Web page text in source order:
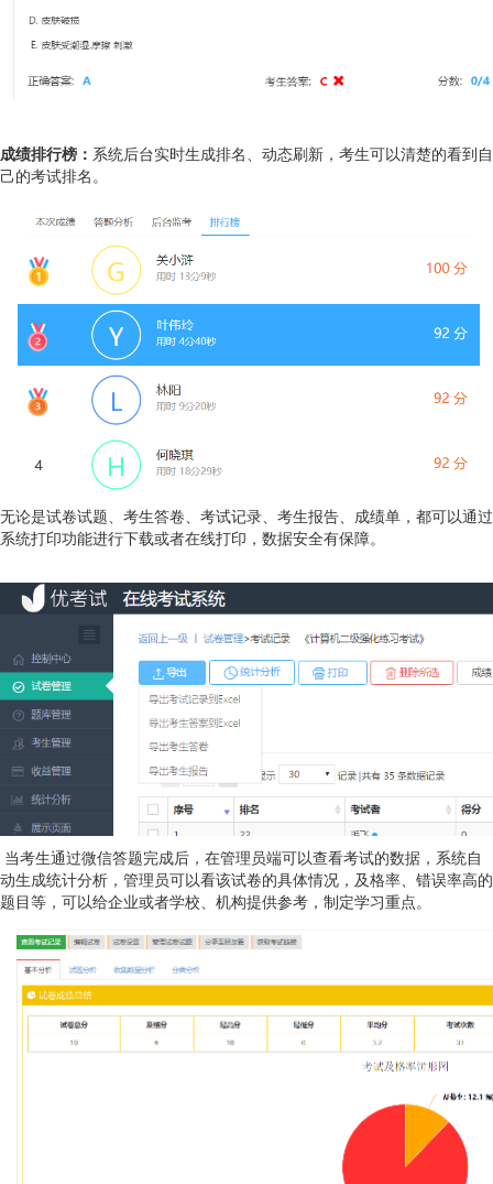
成绩排行榜： 系统后台实时生成排名、动态刷新，考生可以清楚的看到自
己的考试排名。
无论是试卷试题、考生答卷、考试记录、考生报告、成绩单，都可以通过
系统打印功能进行下载或者在线打印，数据安全有保障。
当考生通过微信答题完成后，在管理员端可以查看考试的数据，系统自
动生成统计分析，管理员可以看该试卷的具体情况，及格率、错误率高的
题目等，可以给企业或者学校、机构提供参考，制定学习重点。